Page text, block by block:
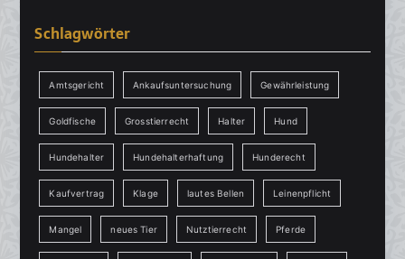
Schlagwörter
Amtsgericht Ankaufsuntersuchung Gewährleistung
Goldfische Grosstierrecht Halter Hund
Hundehalter Hundehalterhaftung Hunderecht
Kaufvertrag Klage lautes Bellen Leinenpflicht
Mangel neues Tier Nutztierrecht Pferde